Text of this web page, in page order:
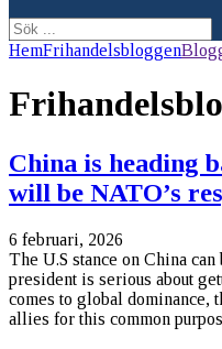
HemFrihandelsbloggen
China is heading
will be NATO’s
6 februari, 2026
The U.S stance on China
president is serious about
comes to global dominance,
allies for this common